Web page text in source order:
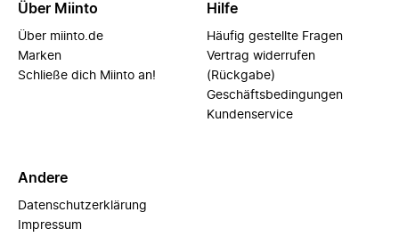
Über Miinto
Über miinto.de
Marken
Schließe dich Miinto an!
Hilfe
Häufig gestellte Fragen
Vertrag widerrufen
(Rückgabe)
Geschäftsbedingungen
Kundenservice
Andere
Datenschutzerklärung
Impressum